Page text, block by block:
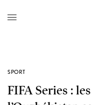
SPORT
FIFA Series :